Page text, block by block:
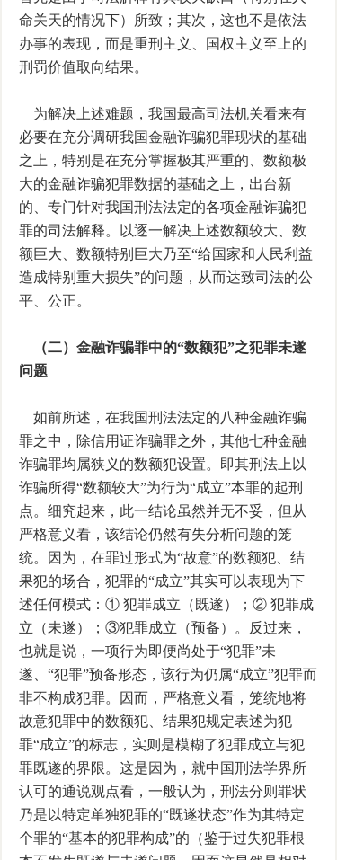
命关天的情况下）所致；其次，这也不是依法
办事的表现，而是重刑主义、国权主义至上的
刑罚价值取向结果。
为解决上述难题，我国最高司法机关看来有
必要在充分调研我国金融诈骗犯罪现状的基础
之上，特别是在充分掌握极其严重的、数额极
大的金融诈骗犯罪数据的基础之上，出台新
的、专门针对我国刑法法定的各项金融诈骗犯
罪的司法解释。以逐一解决上述数额较大、数
额巨大、数额特别巨大乃至“给国家和人民利益
造成特别重大损失”的问题，从而达致司法的公
平、公正。
（二）金融诈骗罪中的“数额犯”之犯罪未遂
问题
如前所述，在我国刑法法定的八种金融诈骗
罪之中，除信用证诈骗罪之外，其他七种金融
诈骗罪均属狭义的数额犯设置。即其刑法上以
诈骗所得“数额较大”为行为“成立”本罪的起刑
点。细究起来，此一结论虽然并无不妥，但从
严格意义看，该结论仍然有失分析问题的笼
统。因为，在罪过形式为“故意”的数额犯、结
果犯的场合，犯罪的“成立”其实可以表现为下
述任何模式：① 犯罪成立（既遂）；② 犯罪成
立（未遂）；③犯罪成立（预备）。反过来，
也就是说，一项行为即便尚处于“犯罪”未
遂、“犯罪”预备形态，该行为仍属“成立”犯罪而
非不构成犯罪。因而，严格意义看，笼统地将
故意犯罪中的数额犯、结果犯规定表述为犯
罪“成立”的标志，实则是模糊了犯罪成立与犯
罪既遂的界限。这是因为，就中国刑法学界所
认可的通说观点看，一般认为，刑法分则罪状
乃是以特定单独犯罪的“既遂状态”作为其特定
个罪的“基本的犯罪构成”的（鉴于过失犯罪根